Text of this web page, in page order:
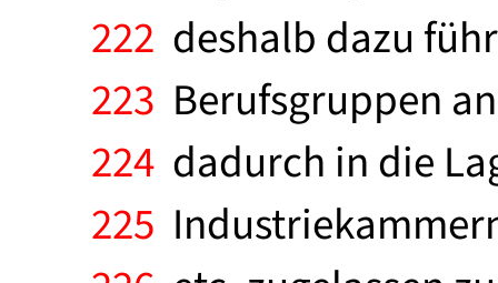
222 deshalb dazu
223 Berufsgruppen
224 dadurch in die
225